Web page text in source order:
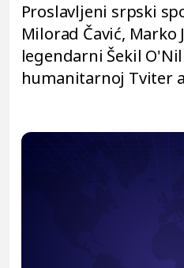
Proslavljeni srpski
Milorad Čavić, Marko
legendarni Šekil
humanitarnoj Tviter